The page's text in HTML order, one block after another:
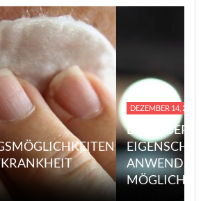
DEZEMBER 14, 2023
EINE
MÖGLICHE